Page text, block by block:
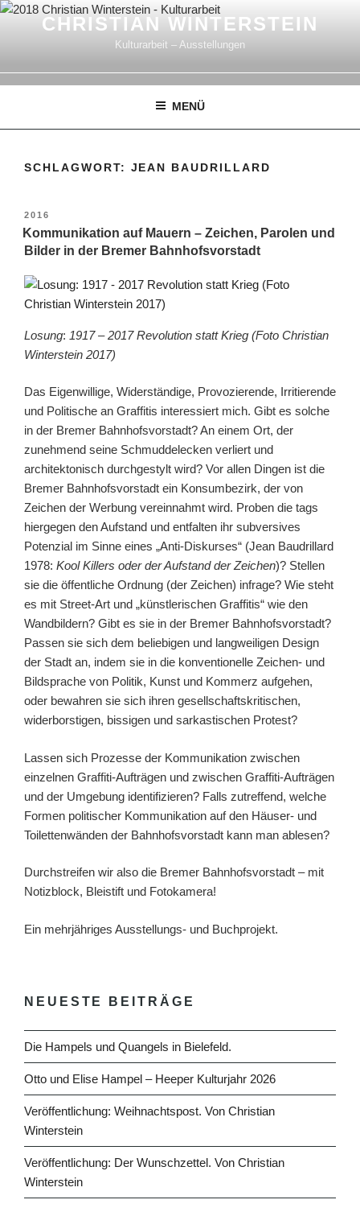
Zum
CHRISTIAN WINTERSTEIN
Kulturarbeit – Ausstellungen
MENÜ
SCHLAGWORT: JEAN BAUDRILLARD
VERÖFFENTLICHT
AM
2016
Kommunikation auf Mauern – Zeichen, Parolen und
Bilder in der Bremer Bahnhofsvorstadt
Losung: 1917 – 2017 Revolution statt Krieg (Foto Christian
Winterstein 2017)
Das Eigenwillige, Widerständige, Provozierende, Irritierende
und Politische an Graffitis interessiert mich. Gibt es solche
in der Bremer Bahnhofsvorstadt? An einem Ort, der
zunehmend seine Schmuddelecken verliert und
architektonisch durchgestylt wird? Vor allen Dingen ist die
Bremer Bahnhofsvorstadt ein Konsumbezirk, der von
Zeichen der Werbung vereinnahmt wird. Proben die tags
hiergegen den Aufstand und entfalten ihr subversives
Potenzial im Sinne eines „Anti-Diskurses“ (Jean Baudrillard
1978: Kool Killers oder der Aufstand der Zeichen)? Stellen
sie die öffentliche Ordnung (der Zeichen) infrage? Wie steht
es mit Street-Art und „künstlerischen Graffitis“ wie den
Wandbildern? Gibt es sie in der Bremer Bahnhofsvorstadt?
Passen sie sich dem beliebigen und langweiligen Design
der Stadt an, indem sie in die konventionelle Zeichen- und
Bildsprache von Politik, Kunst und Kommerz aufgehen,
oder bewahren sie sich ihren gesellschaftskritischen,
widerborstigen, bissigen und sarkastischen Protest?
Lassen sich Prozesse der Kommunikation zwischen
einzelnen Graffiti-Aufträgen und zwischen Graffiti-Aufträgen
und der Umgebung identifizieren? Falls zutreffend, welche
Formen politischer Kommunikation auf den Häuser- und
Toilettenwänden der Bahnhofsvorstadt kann man ablesen?
Durchstreifen wir also die Bremer Bahnhofsvorstadt – mit
Notizblock, Bleistift und Fotokamera!
Ein mehrjähriges Ausstellungs- und Buchprojekt.
NEUESTE BEITRÄGE
Die Hampels und Quangels in Bielefeld.
Otto und Elise Hampel – Heeper Kulturjahr 2026
Veröffentlichung: Weihnachtspost. Von Christian
Winterstein
Veröffentlichung: Der Wunschzettel. Von Christian
Winterstein